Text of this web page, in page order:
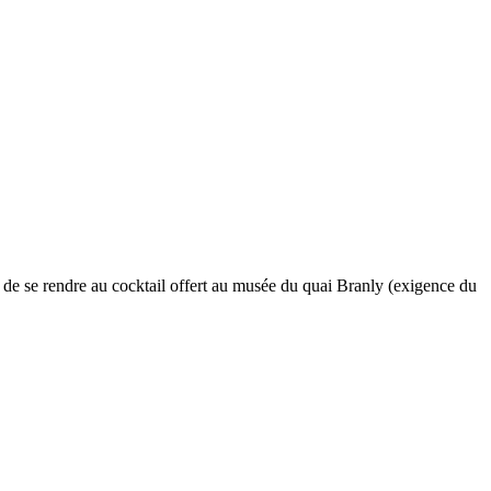
se rendre au cocktail offert au musée du quai Branly (exigence du